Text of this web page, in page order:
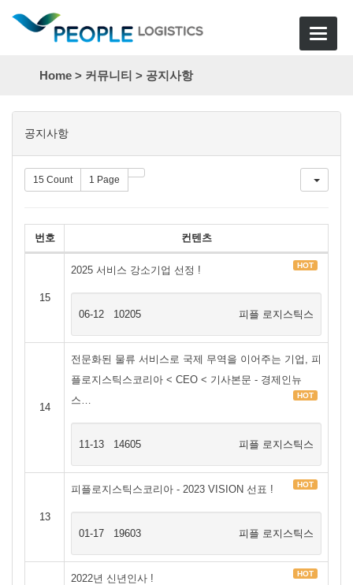
Toggle
Home > 커뮤니티 > 공지사항
공지사항목
15 Count 1 Page
번호 컨텐츠
15
2025 서비스 강소기업 선정 ! HOT
06-12 10205 피플 로지스틱스
14
전문화된 물류 서비스로 국제 무역을 이어주는 기업, 피
플로지스틱스코리아 < CEO < 기사본문 - 경제인뉴
스…
HOT
11-13 14605 피플 로지스틱스
13
피플로지스틱스코리아 - 2023 VISION 선표 ! HOT
01-17 19603 피플 로지스틱스
2022년 신년인사 ! HOT